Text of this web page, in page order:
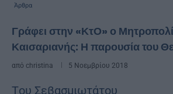
Άρθρα
Γράφει στην «ΚτΟ» ο
Καισαριανής: Η παρουσία του
από christina 5 Νοεμβρίου 2018
Tου Σεβασμιωτάτου